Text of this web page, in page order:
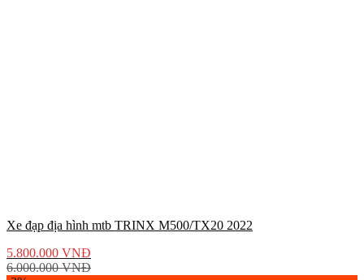
Xe đạp địa hình mtb TRINX M500/TX20 2022
5.800.000 VNĐ
6.000.000VNĐ